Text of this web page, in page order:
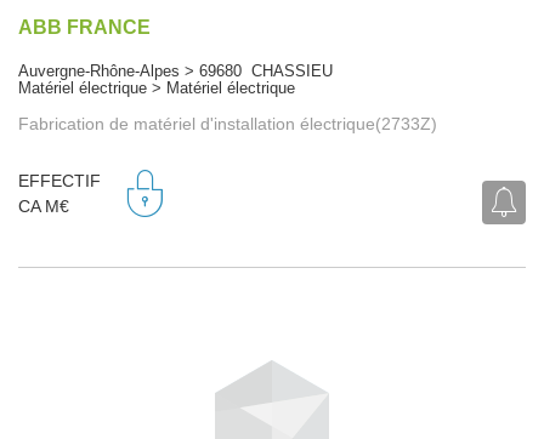
ABB FRANCE
Auvergne-Rhône-Alpes > 69680 CHASSIEU
Matériel électrique > Matériel électrique
Fabrication de matériel d'installation électrique(2733Z)
EFFECTIF
CA M€